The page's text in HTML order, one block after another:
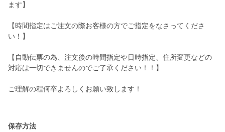
ます】
【時間指定はご注文の際お客様の方でご指定をなさってくださ
い！】
【自動伝票の為、注文後の時間指定や日時指定、住所変更などの
対応は一切できませんのでご了承ください！！】
ご理解の程何卒よろしくお願い致します！
保存方法